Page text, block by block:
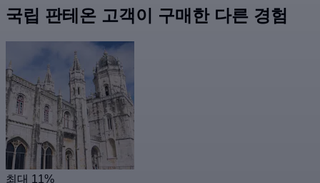
국립 판테온 고객이 구매한 다른 경험
최대 11%